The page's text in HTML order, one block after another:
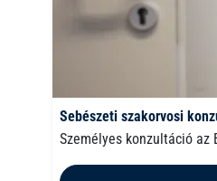
Sebészeti szakorvosi
Személyes konzultáció az